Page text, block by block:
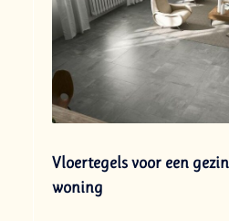
Vloertegels voor een
woning